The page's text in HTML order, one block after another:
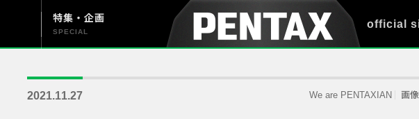
official
特集・企画
SPECIAL
2021.11.27 We are PENTAXIAN 画